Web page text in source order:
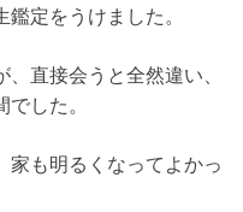
定をうけました。
直接会うと全然違い、
した。
家も明るくなってよかっ